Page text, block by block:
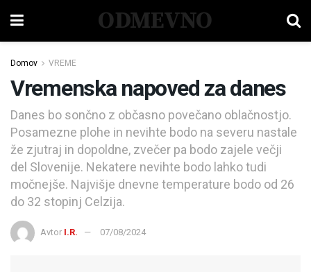
ODMEVNO
Domov VREME
Vremenska napoved za danes
Danes bo sončno z občasno povečano oblačnostjo.
Posamezne plohe in nevihte bodo na severu nastale
že zjutraj in dopoldne, zvečer pa bodo zajele večji
del Slovenije. Nekatere nevihte bodo lahko tudi
močnejše. Najvišje dnevne temperature bodo od 26
do 32 stopinj Celzija.
Avtor I.R. 07/08/2024